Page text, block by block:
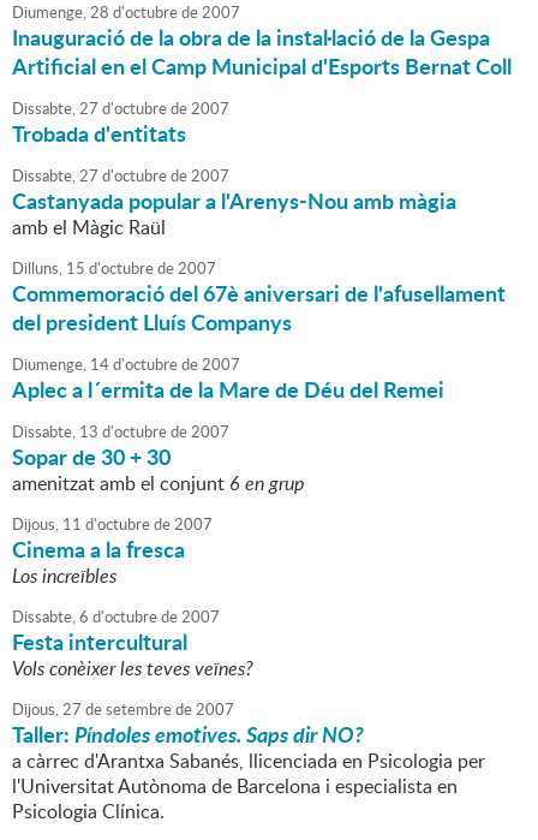
Diumenge,28 d'octubrede2007
Inauguració de la obra de la instal·lació de la Gespa
Artificial en el Camp Municipal d'Esports Bernat Coll
Dissabte,27 d'octubrede2007
Trobada d'entitats
Dissabte,27 d'octubrede2007
Castanyada popular a l'Arenys-Nou amb màgia
amb el Màgic Raül
Dilluns, 15 d'octubrede2007
Commemoració del 67è aniversari de l'afusellament
del president Lluís Companys
Diumenge, 14d'octubrede2007
Aplec a l´ermita de la Mare de Déu del Remei
Dissabte, 13 d'octubrede2007
Sopar de 30 + 30
amenitzat amb el conjunt 6 en grup
Dijous, 11 d'octubrede2007
Cinema a la fresca
Los increïbles
Dissabte,6 d'octubrede2007
Festa intercultural
Vols conèixer les teves veïnes?
Dijous,27 desetembrede2007
Taller:Píndoles emotives. Saps dir NO?
a càrrec d'Arantxa Sabanés, llicenciada en Psicologia per
l'Universitat Autònoma de Barcelona i especialista en
Psicologia Clínica.